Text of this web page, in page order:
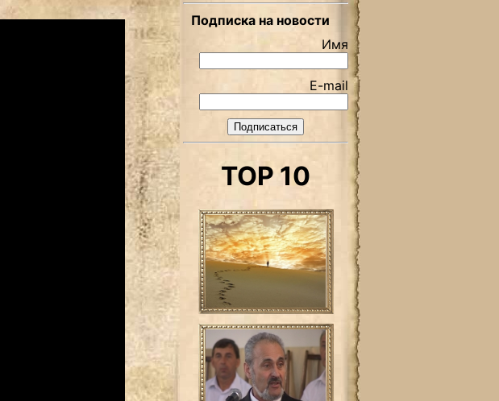
Подписка на новости
Имя
E-mail
TOP 10